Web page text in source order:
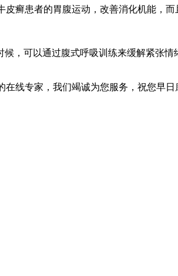
患者的胃腹运动，改善消化机能，而
可以通过腹式呼吸训练来缓解紧张情
线专家，我们竭诚为您服务，祝您早日